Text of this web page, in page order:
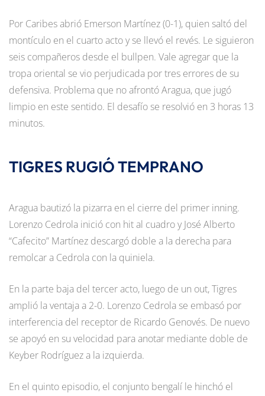
Por Caribes abrió Emerson Martínez (0-1), quien saltó del
montículo en el cuarto acto y se llevó el revés. Le siguieron
seis compañeros desde el bullpen. Vale agregar que la
tropa oriental se vio perjudicada por tres errores de su
defensiva. Problema que no afrontó Aragua, que jugó
limpio en este sentido. El desafío se resolvió en 3 horas 13
minutos.
TIGRES RUGIÓ TEMPRANO
Aragua bautizó la pizarra en el cierre del primer inning.
Lorenzo Cedrola inició con hit al cuadro y José Alberto
“Cafecito” Martínez descargó doble a la derecha para
remolcar a Cedrola con la quiniela.
En la parte baja del tercer acto, luego de un out, Tigres
amplió la ventaja a 2-0. Lorenzo Cedrola se embasó por
interferencia del receptor de Ricardo Genovés. De nuevo
se apoyó en su velocidad para anotar mediante doble de
Keyber Rodríguez a la izquierda.
En el quinto episodio, el conjunto bengalí le hinchó el